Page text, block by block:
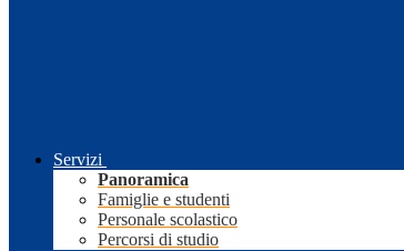
Servizi
Panoramica
Famiglie e studenti
Personale scolastico
Percorsi di studio